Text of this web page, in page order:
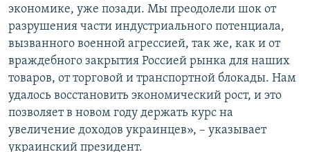
экономике, уже позади. Мы преодолели шок от
разрушения части индустриального потенциала,
вызванного военной агрессией, так же, как и от
враждебного закрытия Россией рынка для наших
товаров, от торговой и транспортной блокады. Нам
удалось восстановить экономический рост, и это
позволяет в новом году держать курс на
увеличение доходов украинцев», – указывает
украинский президент.